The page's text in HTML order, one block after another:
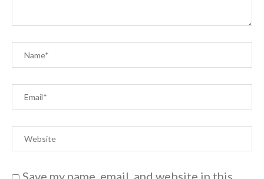
Save my name, email, and website in this